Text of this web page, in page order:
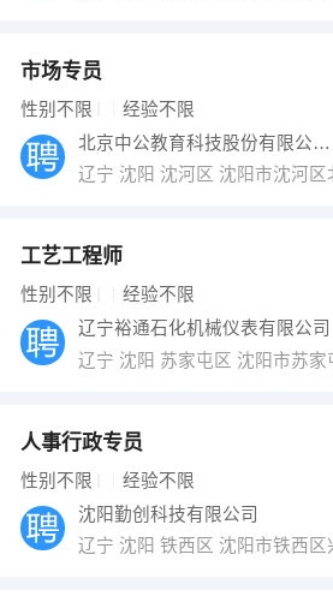
市场专员
性别不限 经验不限
北京中公教育科技股份有限公司沈阳分公司
辽宁 沈阳 沈河区 沈阳市沈河
工艺工程师
性别不限 经验不限
辽宁裕通石化机械仪表有限公司
辽宁 沈阳 苏家屯区 沈阳市苏
人事行政专员
性别不限 经验不限
沈阳勤创科技有限公司
辽宁 沈阳 铁西区 沈阳市铁西